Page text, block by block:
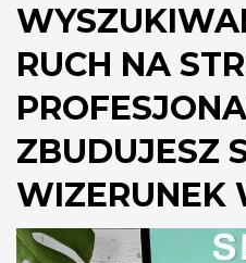
RUCH NA
ZBUDUJESZ
WIZERUNEK